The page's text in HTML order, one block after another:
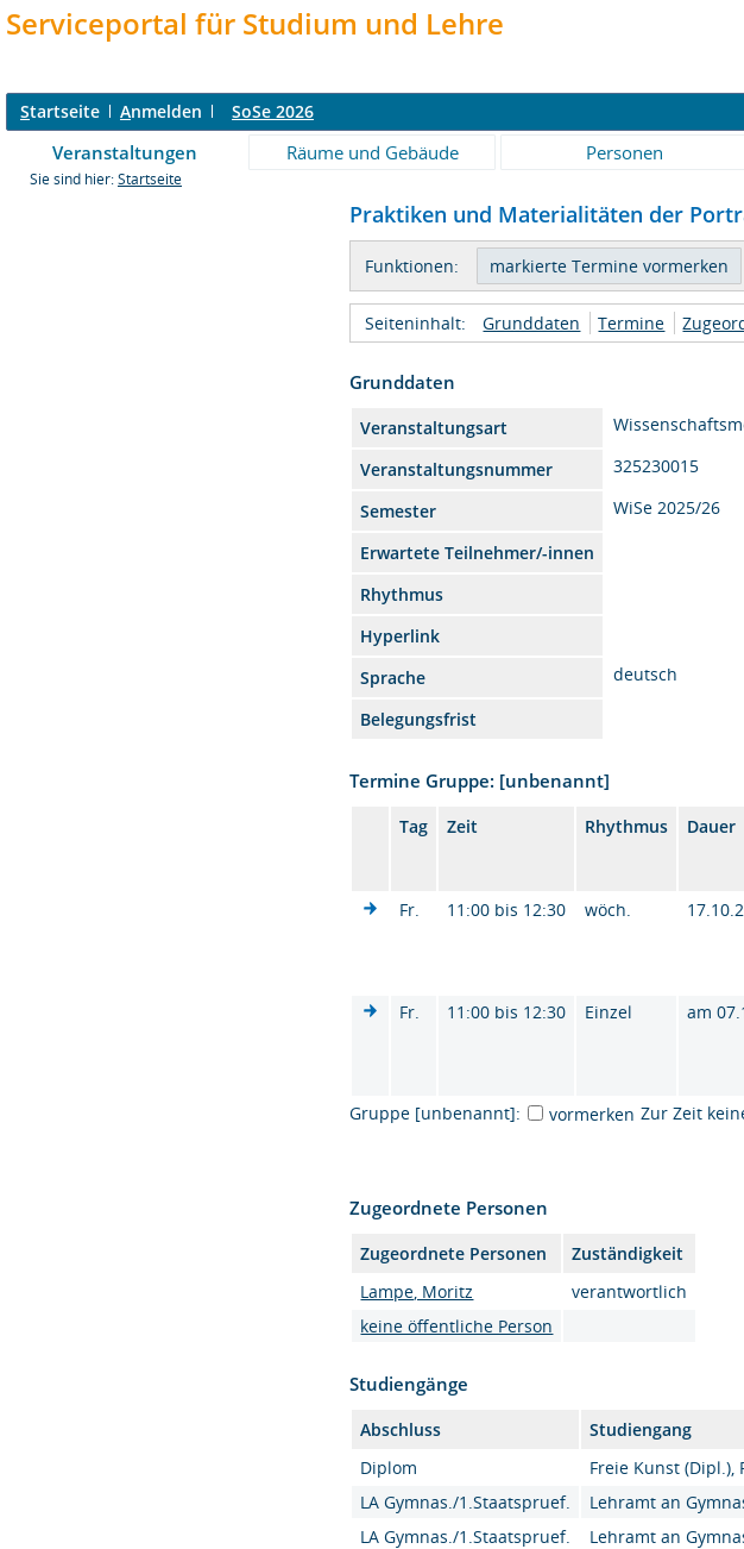
Serviceportal für Studium und Lehre
Startseite Anmelden SoSe 2026
Veranstaltungen Räume und Gebäude Personen
Sie sind hier: Startseite
Praktiken und Materialitäten der
Funktionen:
Seiteninhalt: Grunddaten Termine
Grunddaten
Veranstaltungsart
Veranstaltungsnummer
325230015
Semester
WiSe 2025/26
Erwartete Teilnehmer/-innen
Rhythmus
Hyperlink
Sprache
deutsch
Belegungsfrist
Termine Gruppe: [unbenannt]
Tag Zeit Rhythmus Dauer
Fr.
11:00 bis 12:30 wöch.
Fr. 11:00 bis 12:30 Einzel am
Gruppe [unbenannt]: vormerken Zur Zeit
Zugeordnete Personen
Zugeordnete Personen
Zuständigkeit
Lampe, Moritz
verantwortlich
keine öffentliche Person
Studiengänge
Abschluss Studiengang
Diplom
Freie Kunst (Dipl.),
LA Gymnas./1.Staatspruef.
Lehramt an
LA Gymnas./1.Staatspruef.
Lehramt an